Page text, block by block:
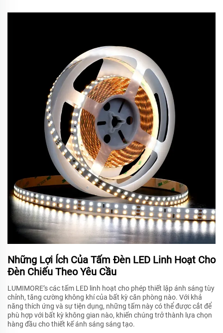
Những Lợi Ích Của Tấm Đèn LED Linh Hoạt Cho
Đèn Chiếu Theo Yêu Cầu
LUMIMORE’s các tấm LED linh hoạt cho phép thiết lập ánh sáng tùy
chỉnh, tăng cường không khí của bất kỳ căn phòng nào. Với khả
năng thích ứng và sự tiện dụng, những tấm này có thể được cắt để
phù hợp với bất kỳ không gian nào, khiến chúng trở thành lựa chọn
hàng đầu cho thiết kế ánh sáng sáng tạo.